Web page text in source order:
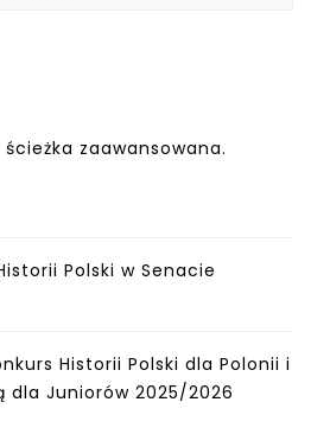
zaawansowana.
Polski w Senacie
Historii Polski dla Polonii i
dla Juniorów 2025/2026